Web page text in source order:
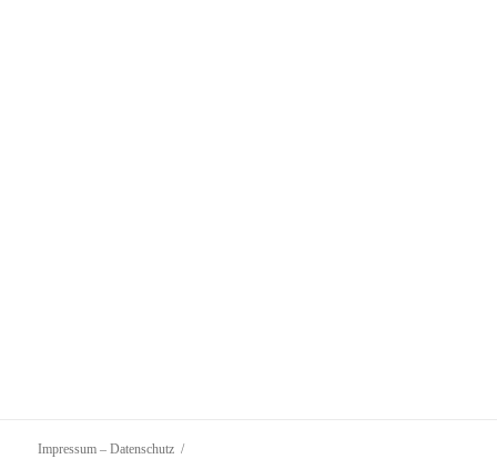
Impressum – Datenschutz